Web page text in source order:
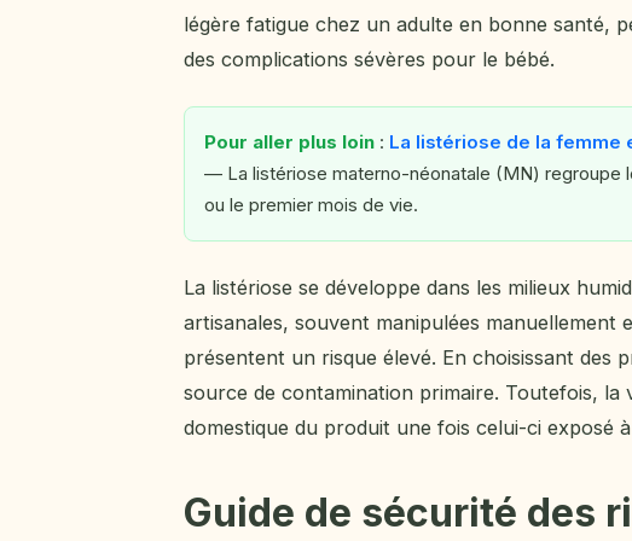
légère fatigue chez un adulte en bonne santé,
des complications sévères pour le bébé.
Pour aller plus loin : La listériose de la femme
— La listériose materno-néonatale (MN) regroupe
ou le premier mois de vie.
La listériose se développe dans les milieux
artisanales, souvent manipulées manuellement
présentent un risque élevé. En choisissant des
source de contamination primaire. Toutefois, la
domestique du produit une fois celui-ci exposé à
Guide de sécurité des